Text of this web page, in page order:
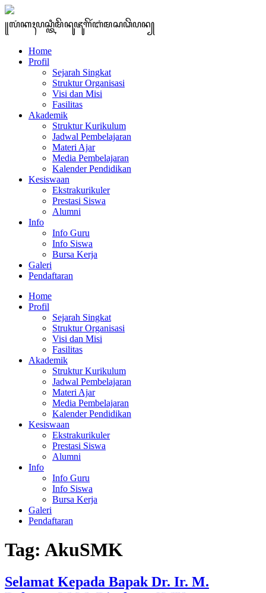
꧋ꦭꦁꦏꦃꦥꦱ꧀ꦠꦶꦩꦼꦤꦸꦗꦸꦒꦼꦂꦧꦁꦩꦱꦣꦼꦥꦤ꧀
Home
Profil
Sejarah Singkat
Struktur Organisasi
Visi dan Misi
Fasilitas
Akademik
Struktur Kurikulum
Jadwal Pembelajaran
Materi Ajar
Media Pembelajaran
Kalender Pendidikan
Kesiswaan
Ekstrakurikuler
Prestasi Siswa
Alumni
Info
Info Guru
Info Siswa
Bursa Kerja
Galeri
Pendaftaran
Home
Profil
Sejarah Singkat
Struktur Organisasi
Visi dan Misi
Fasilitas
Akademik
Struktur Kurikulum
Jadwal Pembelajaran
Materi Ajar
Media Pembelajaran
Kalender Pendidikan
Kesiswaan
Ekstrakurikuler
Prestasi Siswa
Alumni
Info
Info Guru
Info Siswa
Bursa Kerja
Galeri
Pendaftaran
Tag: AkuSMK
Selamat Kepada Bapak Dr. Ir. M.